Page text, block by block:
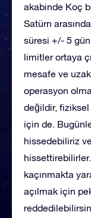
akabinde Koç
Satürn
süresi +/- 5
limitler ortaya
mesafe ve
operasyon
değildir,
için de.
hissedebiliriz
kaçınmakta
açılmak için